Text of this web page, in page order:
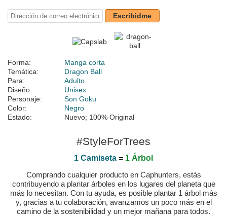
Escribidme
Forma:
Manga corta
Temática:
Dragon Ball
Para:
Adulto
Diseño:
Unisex
Personaje:
Son Goku
Color:
Negro
Estado:
Nuevo; 100% Original
#StyleForTrees
1 Camiseta = 1 Árbol
Comprando cualquier producto en Caphunters, estás
contribuyendo a plantar árboles en los lugares del planeta que
más lo necesitan. Con tu ayuda, es posible plantar 1 árbol más
y, gracias a tu colaboración, avanzamos un poco más en el
camino de la sostenibilidad y un mejor mañana para todos.